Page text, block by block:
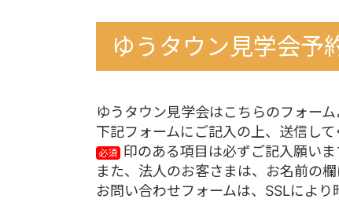
ゆうタウン見学会予
ゆうタウン見学会はこちらのフォーム
下記フォームにご記入の上、送信し
必須 印のある項目は必ずご記入願い
また、法人のお客さまは、お名前の
お問い合わせフォームは、SSLにより